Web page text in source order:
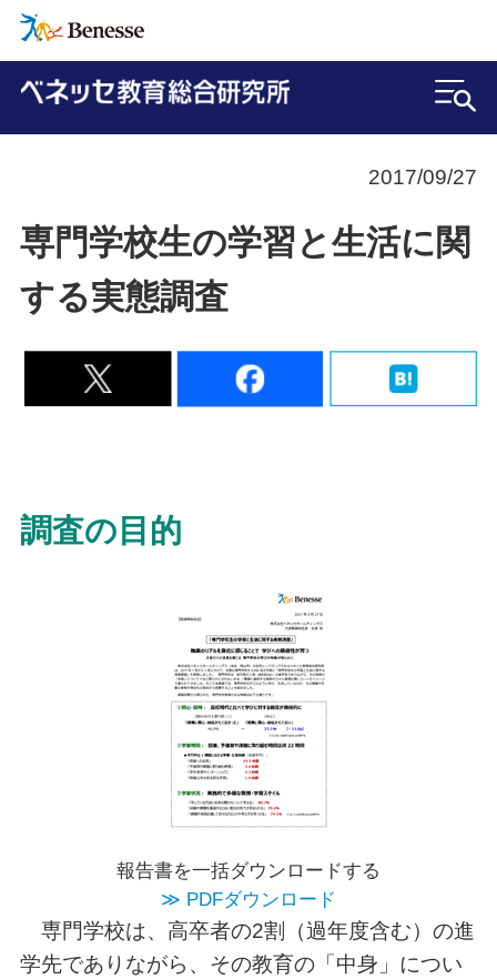
2017/09/27
専門学校生の学習と生活に関
する実態調査
調査の目的
専門学校は、高卒者の2割（過年度含む）の進
学先でありながら、その教育の「中身」につい
報告書を一括ダウンロードする
≫ PDFダウンロード